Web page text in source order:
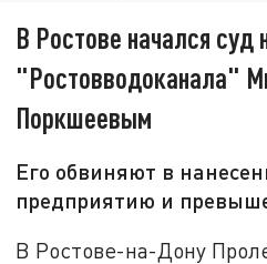
В Ростове начался суд
"Ростовводоканала"
Поркшеевым
Его обвиняют в
предприятию и
В Ростове-на-Дону